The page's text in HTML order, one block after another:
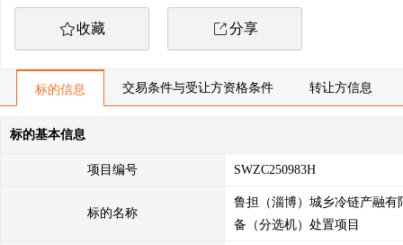
收藏 分享
标的信息 交易条件与受让方资格条件 转让方信息
标的基本信息
项目编号 SWZC250983H
标的名称
鲁担（淄博）城乡冷链产融有
备（分选机）处置项目